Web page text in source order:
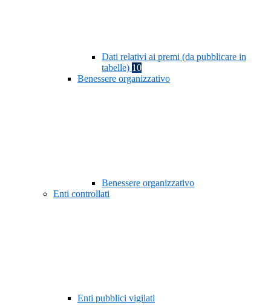
Dati relativi ai premi (da pubblicare in
tabelle) 10
Benessere organizzativo
Benessere organizzativo
Enti controllati
Enti pubblici vigilati